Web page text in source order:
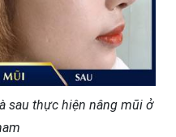
sau thực hiện nâng mũi ở